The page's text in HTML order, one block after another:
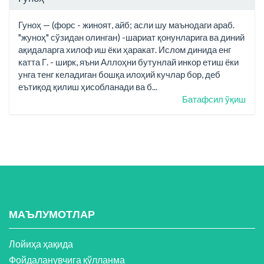
Гуноҳ — (форс - жиноят, айб; асли шу маънодаги араб.
"жуноҳ" сўзидан олинган) -шариат қонунларига ва диний
ақидаларга хилоф иш ёки ҳаракат. Ислом динида енг
катта Г. - ширк, яъни Аллоҳни бутунлай инкор етиш ёки
унга тенг келадиган бошқа илоҳий кучлар бор, деб
еътиқод қилиш ҳисобланади ва б...
Батафсил ўқиш
МАЪЛУМОТЛАР
Лойиҳа ҳақида
Фойдаланувчига қўлланма